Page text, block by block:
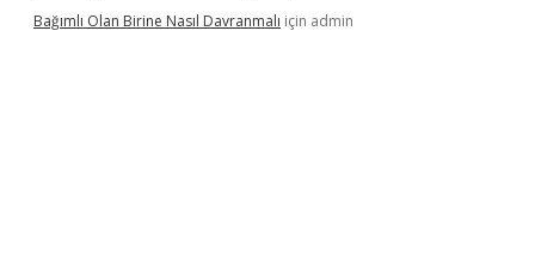
Bağımlı Olan Birine Nasıl Davranmalı için admin